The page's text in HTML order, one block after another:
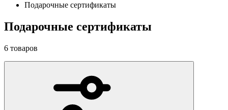
Подарочные сертификаты
Подарочные сертификаты
6 товаров